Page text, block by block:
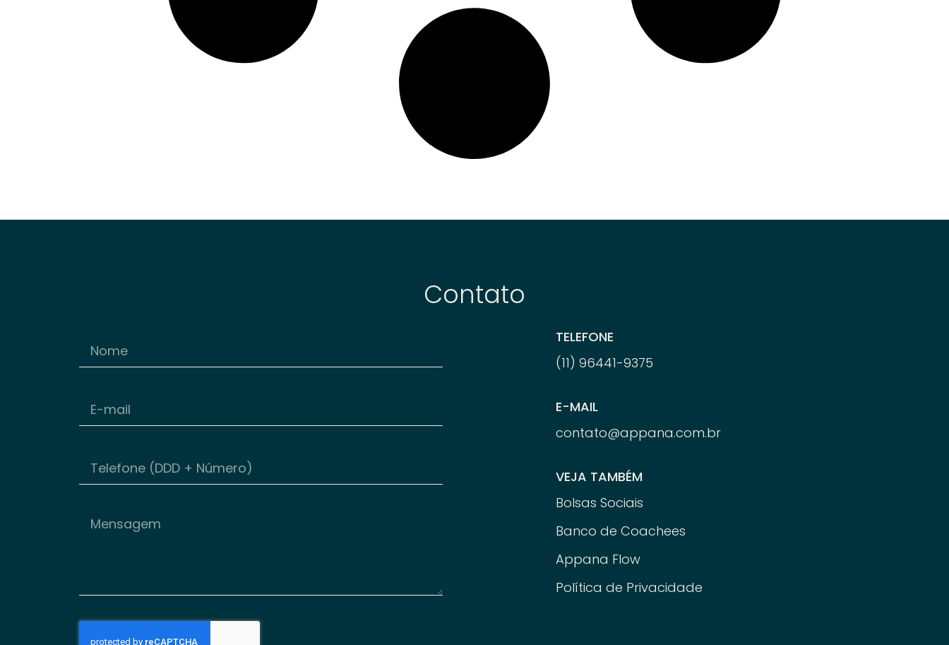
Contato
TELEFONE
(11) 96441-9375
E-MAIL
contato@appana.com.br
VEJA TAMBÉM
Bolsas Sociais
Banco de Coachees
Appana Flow
Política de Privacidade